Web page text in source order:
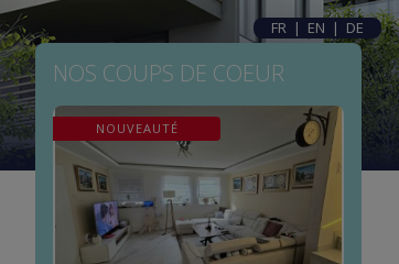
FR | EN | DE
NOS COUPS DE COEUR
NOUVEAUTÉ